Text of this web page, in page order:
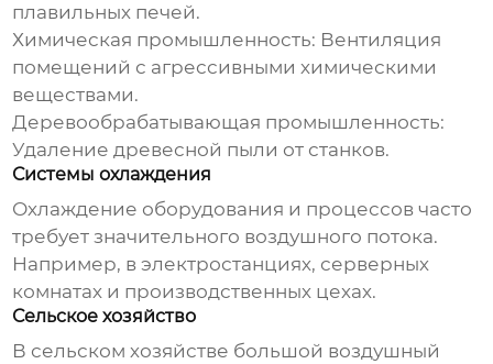
плавильных печей.
Химическая промышленность: Вентиляция
помещений с агрессивными химическими
веществами.
Деревообрабатывающая промышленность:
Удаление древесной пыли от станков.
Системы охлаждения
Охлаждение оборудования и процессов часто
требует значительного воздушного потока.
Например, в электростанциях, серверных
комнатах и производственных цехах.
Сельское хозяйство
В сельском хозяйстве большой воздушный